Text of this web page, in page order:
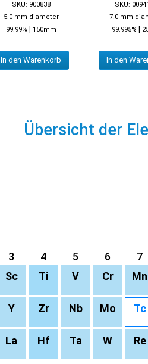
SKU: 900838
5.0 mm diameter
99.99% | 150mm
In den Warenkorb
SKU:
7.0 mm
99.995% |
In den
Übersicht der
3
4 5 6 7
Sc Ti V Cr Mn
Y Zr Nb Mo Tc
La Hf Ta W Re